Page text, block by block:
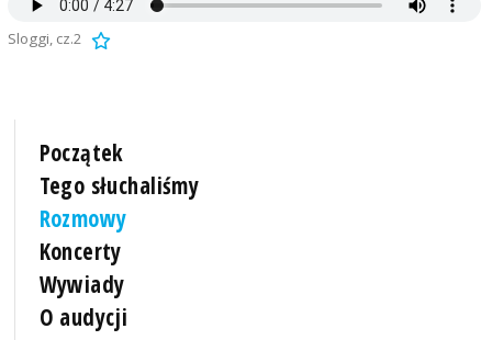
Sloggi, cz.2
Początek
Tego słuchaliśmy
Rozmowy
Koncerty
Wywiady
O audycji